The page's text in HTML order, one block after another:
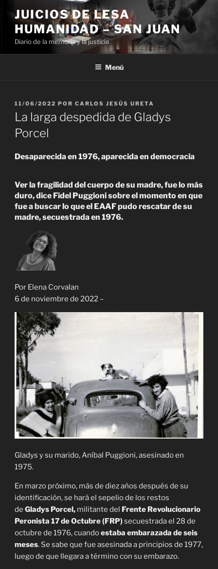
contenido
JUICIOS DE LESA
HUMANIDAD – SAN JUAN
Diario de la memoria y la justicia
Menú
PUBLICADO
EL
11/06/2022 POR CARLOS JESÚS URETA
La larga despedida de Gladys
Porcel
Desaparecida en 1976, aparecida en democracia
Ver la fragilidad del cuerpo de su madre, fue lo más
duro, dice Fidel Puggioni sobre el momento en que
fue a buscar lo que el EAAF pudo rescatar de su
madre, secuestrada en 1976.
Por Elena Corvalan
6 de noviembre de 2022 –
Gladys y su marido, Aníbal Puggioni, asesinado en
1975.
En marzo próximo, más de diez años después de su
identificación, se hará el sepelio de los restos
de Gladys Porcel, militante del Frente Revolucionario
Peronista 17 de Octubre (FRP)secuestrada el 28 de
octubre de 1976, cuandoestaba embarazada de seis
meses. Se sabe que fue asesinada a principios de 1977,
luego de que llegara a término con su embarazo.